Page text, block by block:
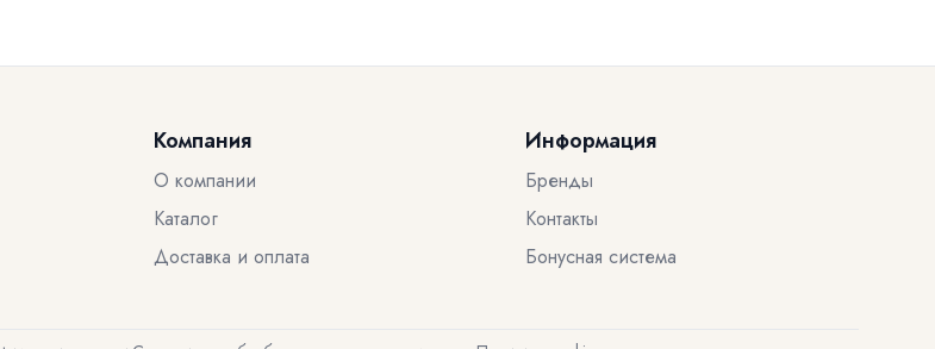
Компания
О компании
Каталог
Доставка и оплата
Информация
Бренды
Контакты
Бонусная система